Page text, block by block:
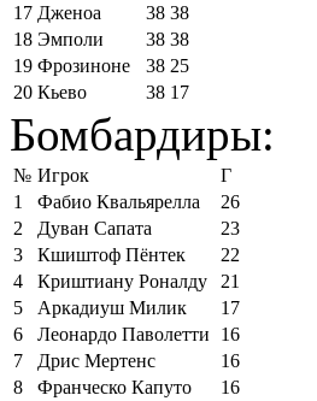
17 Дженоа 38 38
18 Эмполи 38 38
19 Фрозиноне 38 25
20 Кьево 38 17
Бомбардиры:
№ Игрок
Г
1
Фабио Квальярелла
26
2
Дуван Сапата
23
3
Кшиштоф Пёнтек
22
4
Криштиану Роналду
21
5
Аркадиуш Милик
17
6
Леонардо Паволетти
16
7
Дрис Мертенс
16
8
Франческо Капуто
16